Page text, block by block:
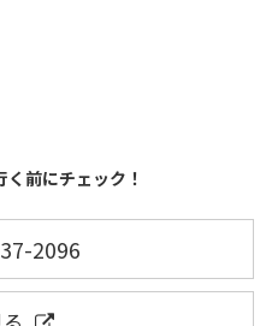
前にチェック！
2096